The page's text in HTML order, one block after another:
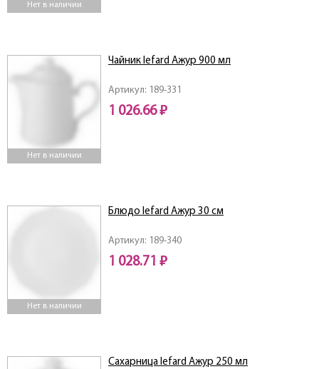
Нет в наличии
Нет в наличии
Артикул: 189-331
Чайник lefard Ажур 900 мл
1 026.66 ₽
Нет в наличии
Артикул: 189-340
Блюдо lefard Ажур 30 см
1 028.71 ₽
Сахарница lefard Ажур 250 мл